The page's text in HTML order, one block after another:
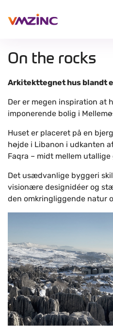
On the rocks
Arkitekttegnet hus blandt
Der er megen inspiration at
imponerende bolig i
Huset er placeret på en
højde i Libanon i udkanten
Faqra – midt mellem
Det usædvanlige byggeri
visionære designidéer og
den omkringliggende natur